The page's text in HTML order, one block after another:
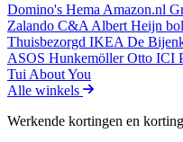
Domino's Hema Amazon.nl
Zalando C&A Albert Heijn
Thuisbezorgd IKEA De
ASOS HunkemöllerOtto ICI
Tui About You
Alle winkels
Werkende kortingen en